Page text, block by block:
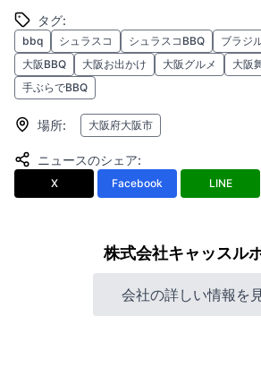
タグ:
bbq シュラスコ シュラスコBBQ ブラジ
大阪BBQ
大阪お出かけ 大阪グルメ 大阪
手ぶらでBBQ
場所: 大阪府大阪市
ニュースのシェア:
X Facebook LINE
株式会社キャッスル
会社の詳しい情報を